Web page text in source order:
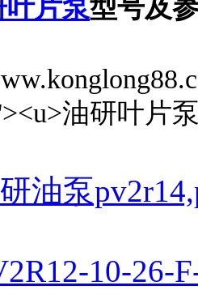
叶片泵型号及
油泵
10-26-